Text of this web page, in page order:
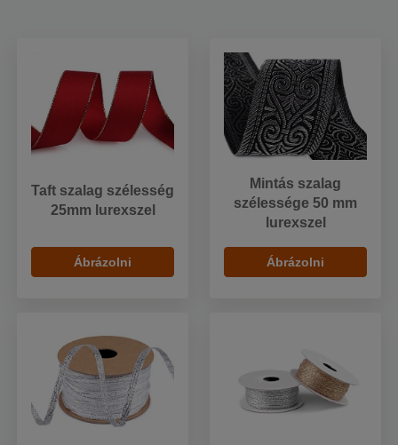
Taft szalag szélesség
25mm lurexszel
Ábrázolni
Mintás szalag
szélessége 50 mm
lurexszel
Ábrázolni